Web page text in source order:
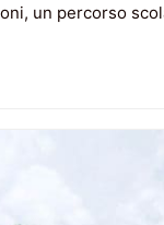
un percorso